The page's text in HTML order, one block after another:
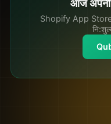
आज
Shopify App